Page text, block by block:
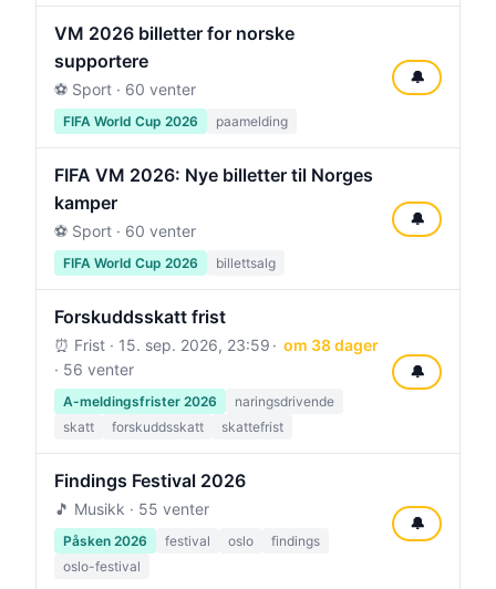
VM 2026 billetter for norske
supportere
⚽ Sport · 60 venter
FIFA World Cup 2026 paamelding
🔔
FIFA VM 2026: Nye billetter til Norges
kamper
⚽ Sport · 60 venter
FIFA World Cup 2026 billettsalg
🔔
Forskuddsskatt frist
⏰ Frist · 15. sep. 2026, 23:59
om 38 dager
· 56 venter
A-meldingsfrister 2026
naringsdrivende
skatt
forskuddsskatt skattefrist
🔔
Findings Festival 2026
🎵 Musikk · 55 venter
Påsken 2026 festival oslo
findings
oslo-festival
🔔